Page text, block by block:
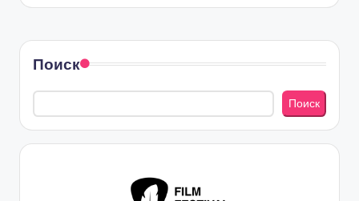
Поиск
Поиск